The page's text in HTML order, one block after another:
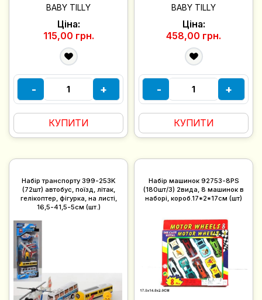
BABY TILLY
Ціна:
115,00 грн.
- +
КУПИТИ
BABY TILLY
Ціна:
458,00 грн.
- +
КУПИТИ
Набір транспорту 399-253K
(72шт) автобус, поїзд, літак,
гелікоптер, фігурка, на листі,
16,5-41,5-5см (шт.)
Набір машинок 92753-8PS
(180шт/3) 2вида, 8 машинок в
наборі, короб.17*2*17см (шт)